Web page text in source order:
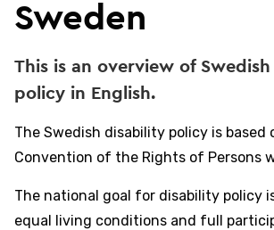
Sweden
This is an overview of
policy in English.
The Swedish disability policy is based
Convention of the Rights of Persons
The national goal for disability policy
equal living conditions and full